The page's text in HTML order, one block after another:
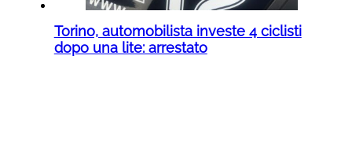
Torino, automobilista investe 4 ciclisti
dopo una lite: arrestato